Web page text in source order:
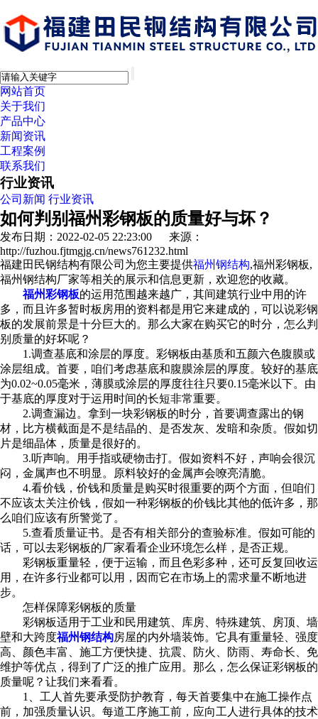
网站首页
关于我们
产品中心
新闻资讯
工程案例
联系我们
行业资讯
公司新闻 行业资讯
如何判别福州彩钢板的质量好与坏？
发布日期：2022-02-05 22:23:00 来源：
http://fuzhou.fjtmgjg.cn/news761232.html
福建田民钢结构有限公司为您主要提供福州钢结构,福州彩钢板,
福州钢结构厂家等相关的展示和信息更新，欢迎您的收藏。
福州彩钢板的运用范围越来越广，其间建筑行业中用的许
多，而且许多暂时板房用的资料都是用它来建成的，可以说彩钢
板的发展前景是十分巨大的。那么大家在购买它的时分，怎么判
别质量的好坏呢？
1.调查基底和涂层的厚度。彩钢板由基质和五颜六色腹膜或
涂层组成。首要，咱们考虑基底和腹膜涂层的厚度。较好的基底
为0.02~0.05毫米，薄膜或涂层的厚度往往只要0.15毫米以下。由
于基底的厚度对于运用时间的长短非常重要。
2.调查漏边。拿到一块彩钢板的时分，首要调查露出的钢
材，比方横截面是不是结晶的、是否发灰、发暗和杂质。假如切
片是细晶体，质量是很好的。
3.听声响。用手指或硬物击打。假如资料不好，声响会很沉
闷，金属声也不明显。原料较好的金属声会嘹亮清脆。
4.看价钱，价钱和质量是购买时很重要的两个方面，但咱们
不应该太关注价钱，假如一种彩钢板的价钱比其他的低许多，那
么咱们应该有所警觉了。
5.查看质量证书。是否有相关部分的查验标准。假如可能的
话，可以去彩钢板的厂家看看企业环境怎么样，是否正规。
彩钢板重量轻，便于运输，而且色彩多种，还可反复回收运
用，在许多行业都可以用，因而它在市场上的需求量不断地进
步。
怎样保障彩钢板的质量
彩钢板适用于工业和民用建筑、库房、特殊建筑、房顶、墙
壁和大跨度福州钢结构房屋的内外墙装饰。它具有重量轻、强度
高、颜色丰富、施工方便快捷、抗震、防火、防雨、寿命长、免
维护等优点，得到了广泛的推广应用。那么，怎么保证彩钢板的
质量呢？让我们来看看。
1、工人首先要承受防护教育，每天首要集中在施工操作点
前，加强质量认识。每道工序施工前，应向工人进行具体的技术